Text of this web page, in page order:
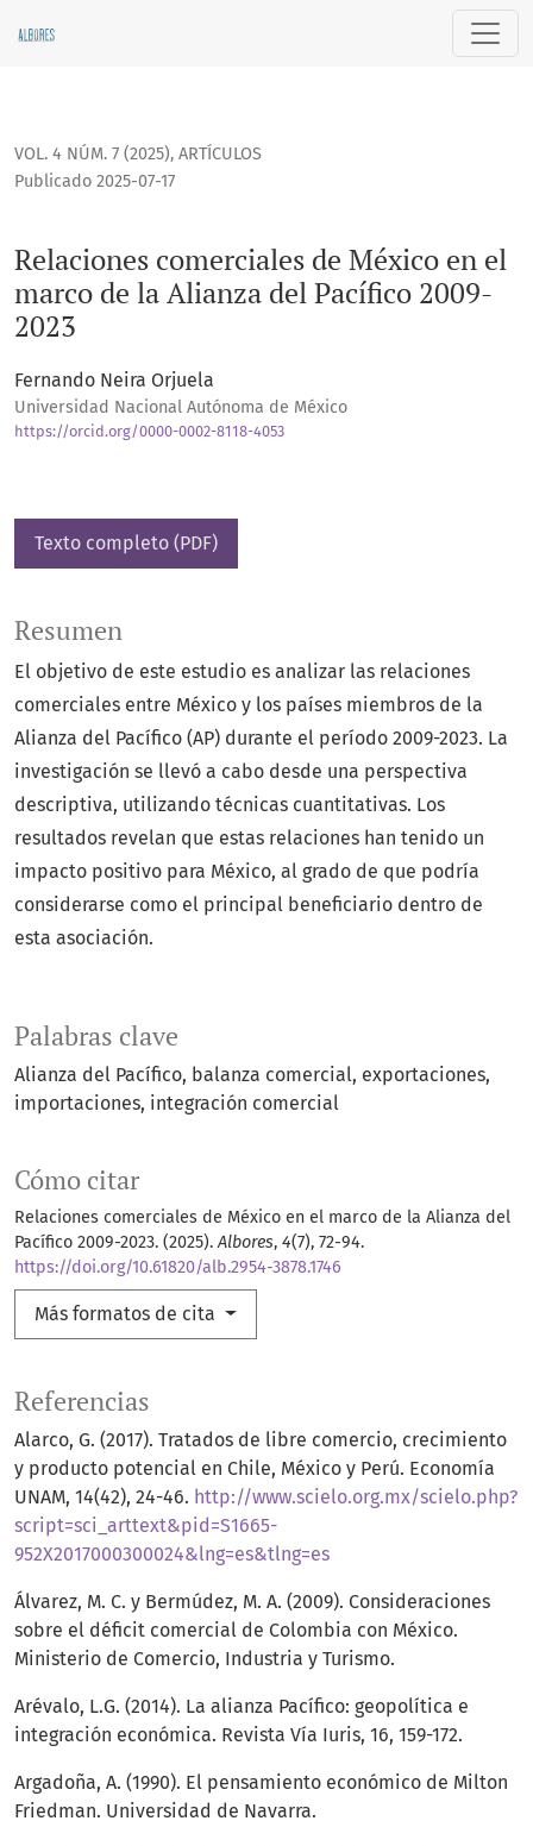
Relaciones comerciales de México en el marco de la
VOL. 4 NÚM. 7 (2025), ARTÍCULOS
Relaciones comerciales de México en el
marco de la Alianza del Pacífico 2009-
2023
Publicado 2025-07-17
Fernando Neira Orjuela
Universidad Nacional Autónoma de México
https://orcid.org/0000-0002-8118-4053
Texto completo (PDF)
Palabras clave
Alianza del Pacífico balanza comercial exportaciones
importaciones integración comercial
Cómo citar
Relaciones comerciales de México en el marco de la Alianza del
Pacífico 2009-2023. (2025).Albores, 4(7), 72-94.
https://doi.org/10.61820/alb.2954-3878.1746
Más formatos de cita
Resumen
El objetivo de este estudio es analizar las relaciones
comerciales entre México y los países miembros de la
Alianza del Pacífico (AP) durante el período 2009-2023. La
investigación se llevó a cabo desde una perspectiva
descriptiva, utilizando técnicas cuantitativas. Los
resultados revelan que estas relaciones han tenido un
impacto positivo para México, al grado de que podría
considerarse como el principal beneficiario dentro de
esta asociación.
Referencias
Alarco, G. (2017). Tratados de libre comercio, crecimiento
y producto potencial en Chile, México y Perú. Economía
UNAM, 14(42), 24-46. http://www.scielo.org.mx/scielo.php?
script=sci_arttext&pid=S1665-
952X2017000300024&lng=es&tlng=es
Álvarez, M. C. y Bermúdez, M. A. (2009). Consideraciones
sobre el déficit comercial de Colombia con México.
Ministerio de Comercio, Industria y Turismo.
Arévalo, L.G. (2014). La alianza Pacífico: geopolítica e
integración económica. Revista Vía Iuris, 16, 159-172.
Argadoña, A. (1990). El pensamiento económico de Milton
Friedman. Universidad de Navarra.